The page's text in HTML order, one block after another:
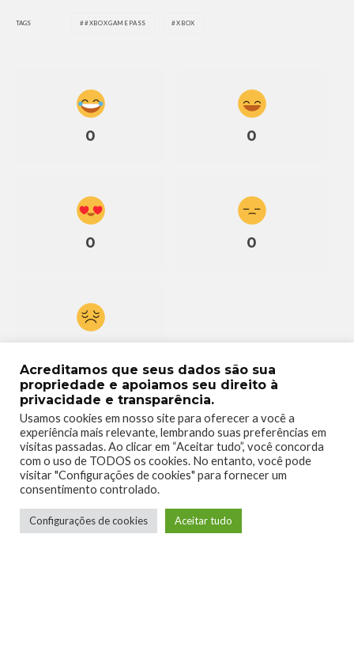
TAGS #XBOXGAMEPASS XBOX
0 0
0 0
Acreditamos que seus dados são sua
propriedade e apoiamos seu direito à
privacidade e transparência.
Usamos cookies em nosso site para oferecer a você a
experiência mais relevante, lembrando suas preferências em
visitas passadas. Ao clicar em “Aceitar tudo”, você concorda
com o uso de TODOS os cookies. No entanto, você pode
visitar "Configurações de cookies" para fornecer um
consentimento controlado.
Configurações de cookies Aceitar tudo